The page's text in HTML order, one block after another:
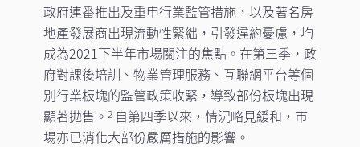
政府連番推出及重申行業監管措施，以及著名房
地產發展商出現流動性緊絀，引發違約憂慮，均
成為2021下半年市場關注的焦點。在第三季，政
府對課後培訓、物業管理服務、互聯網平台等個
別行業板塊的監管政策收緊，導致部份板塊出現
顯著拋售。 2 自第四季以來，情況略見緩和，市
場亦已消化大部份嚴厲措施的影響。